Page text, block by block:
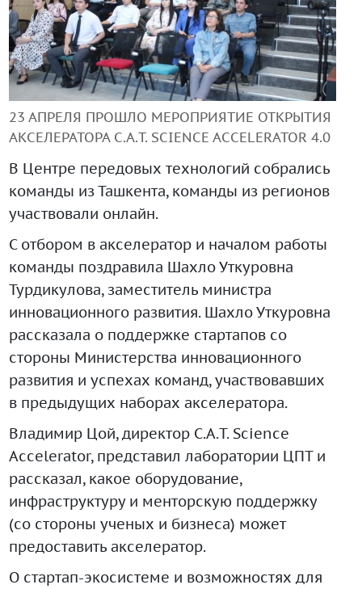
+99890 319 23 51
Инструмент диагностики ИС ВОИС
23 АПРЕЛЯ ПРОШЛО МЕРОПРИЯТИЕ ОТКРЫТИЯ
АКСЕЛЕРАТОРА C.A.T. SCIENCE ACCELERATOR 4.0
В Центре передовых технологий собрались
команды из Ташкента, команды из регионов
участвовали онлайн.
С отбором в акселератор и началом работы
команды поздравила Шахло Уткуровна
Турдикулова, заместитель министра
инновационного развития. Шахло Уткуровна
рассказала о поддержке стартапов со
стороны Министерства инновационного
развития и успехах команд, участвовавших
в предыдущих наборах акселератора.
Владимир Цой, директор C.A.T. Science
Accelerator, представил лаборатории ЦПТ и
рассказал, какое оборудование,
инфраструктуру и менторскую поддержку
(со стороны ученых и бизнеса) может
предоставить акселератор.
О стартап-экосистеме и возможностях для